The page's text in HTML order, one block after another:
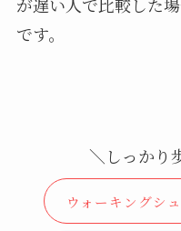
が遅い人で比較した
です。
＼しっかり
ウォーキングシ